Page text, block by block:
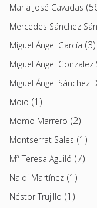
Maria José Cavadas
Mercedes Sánchez
Miguel Ángel García (3)
Miguel Angel Gonzalez
Miguel Ángel Sánchez
Moio (1)
Momo Marrero (2)
Montserrat Sales (1)
Mª Teresa Aguiló (7)
Naldi Martínez (1)
Néstor Trujillo (1)